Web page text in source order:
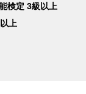
検定 3級以上
上